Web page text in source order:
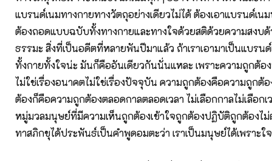
แบรนด์เนมทางกายทางวัตถุอย่างเดียวไม่ได้ ต้องเอาแบรนด์เน
ต้องถอดแบบฉบับทั้งทางกายและทางใจด้วยสติด้วยความสง
ธรรมะ สิ่งที่เป็นอดีตที่หลายพันปีมาแล้ว ถ้าเราเอามาเป็นแบรน
ทั้งกายทั้งใจน่ะ มันก็คืออันเดียวกันนั่นแหละ เพราะความถูกต้อ
ไม่ใช่เรื่องอนาคตไม่ใช่เรื่องปัจจุบัน ความถูกต้องคือความถูกต้อ
ต้องก็คือความถูกต้องตลอดกาลตลอดเวลา ไม่เลือกกาลไม่เลือก
หมู่มวลมนุษย์ที่มีความเห็นถูกต้องเข้าใจถูกต้องปฏิบัติถูกต้องไ
ทาสภิกขุได้ประพันธ์เป็นคำพูดอมตะว่า เราเป็นมนุษย์ได้เพราะใ